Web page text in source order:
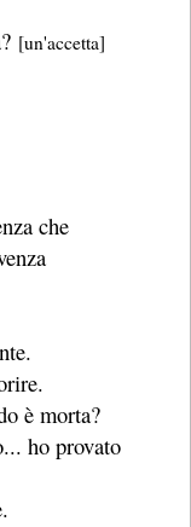
[un'accetta]
che
è morta?
ho provato